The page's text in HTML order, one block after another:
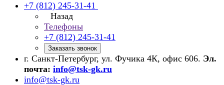
+7 (812) 245-31-41
Назад
Телефоны
+7 (812) 245-31-41
Заказать звонок
г. Санкт-Петербург, ул. Фучика 4К, офис 606. Эл.
почта: info@tsk-gk.ru
info@tsk-gk.ru